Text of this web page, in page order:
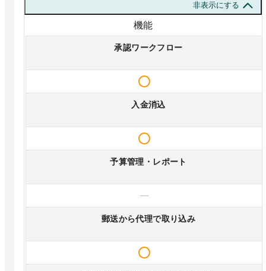
非表示にする
機能
承認ワークフロー
入金消込
予算管理・レポート
—
郵送から代理で取り込み